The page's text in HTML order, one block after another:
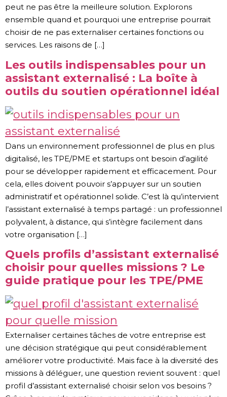
peut ne pas être la meilleure solution. Explorons
ensemble quand et pourquoi une entreprise pourrait
choisir de ne pas externaliser certaines fonctions ou
services. Les raisons de […]
Les outils indispensables pour un
assistant externalisé : La boîte à
outils du soutien opérationnel idéal
Dans un environnement professionnel de plus en plus
digitalisé, les TPE/PME et startups ont besoin d’agilité
pour se développer rapidement et efficacement. Pour
cela, elles doivent pouvoir s’appuyer sur un soutien
administratif et opérationnel solide. C’est là qu’intervient
l’assistant externalisé à temps partagé : un professionnel
polyvalent, à distance, qui s’intègre facilement dans
votre organisation […]
Quels profils d’assistant externalisé
choisir pour quelles missions ? Le
guide pratique pour les TPE/PME
Externaliser certaines tâches de votre entreprise est
une décision stratégique qui peut considérablement
améliorer votre productivité. Mais face à la diversité des
missions à déléguer, une question revient souvent : quel
profil d’assistant externalisé choisir selon vos besoins ?